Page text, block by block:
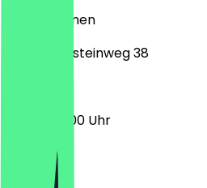
Bremen
Herdentorsteinweg 38
09:00 - 18:00 Uhr
Montag